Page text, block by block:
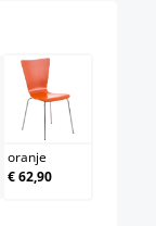
oranje
oranje
€ 62,90